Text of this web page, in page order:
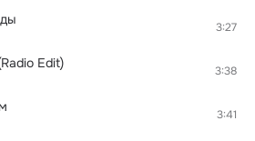
3:27
Edit) 3:38
3:41